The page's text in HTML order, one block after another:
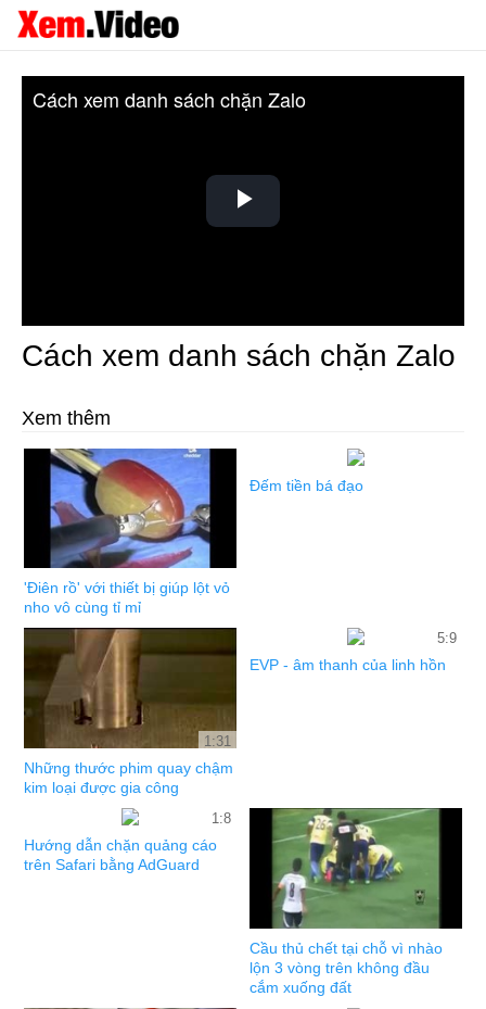
Play
Cách xem danh sách chặn Zalo
Cách xem danh sách chặn Zalo
Xem thêm
'Điên rồ' với thiết bị giúp lột vỏ
nho vô cùng tỉ mỉ
Đếm tiền bá đạo
1:31
Những thước phim quay chậm
kim loại được gia công
5:9
EVP - âm thanh của linh hồn
1:8
Hướng dẫn chặn quảng cáo
trên Safari bằng AdGuard
Cầu thủ chết tại chỗ vì nhào
lộn 3 vòng trên không đầu
cắm xuống đất